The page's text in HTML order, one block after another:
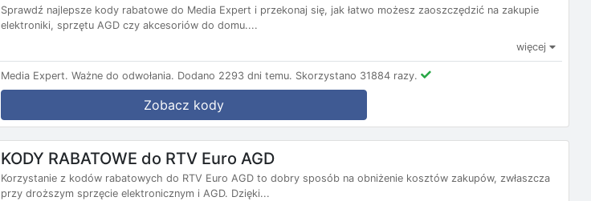
Sprawdź najlepsze kody rabatowe do Media Expert i przekonaj się, jak łatwo możesz zaoszczędzić na zakupie
elektroniki, sprzętu AGD czy akcesoriów do domu....
więcej
Media Expert. Ważne do odwołania. Dodano 2293 dni temu. Skorzystano 31884 razy.
Zobacz kody
KODY RABATOWE do RTV Euro AGD
Korzystanie z kodów rabatowych do RTV Euro AGD to dobry sposób na obniżenie kosztów zakupów, zwłaszcza
przy droższym sprzęcie elektronicznym i AGD. Dzięki...